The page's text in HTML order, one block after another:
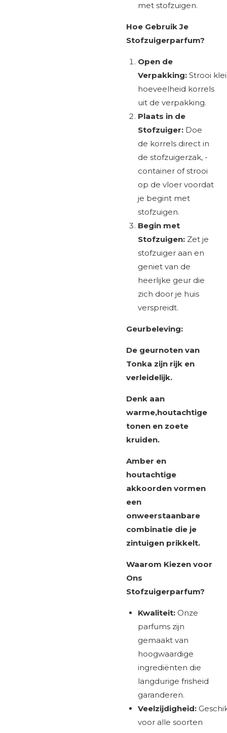
met stofzuigen.
Hoe Gebruik Je
Stofzuigerparfum?
Open de
Verpakking:Strooi
hoeveelheid korrels
uit de verpakking.
Plaats in de
Stofzuiger:Doe
de korrels direct in
de stofzuigerzak, -
container of strooi
op de vloer voordat
je begint met
stofzuigen.
Begin met
Stofzuigen: Zet je
stofzuiger aan en
geniet van de
heerlijke geur die
zich door je huis
verspreidt.
Geurbeleving:
De geurnoten van
Tonka zijn rijk en
verleidelijk.
Denk aan
warme,houtachtige
tonen en zoete
kruiden.
Amber en
houtachtige
akkoorden vormen
een
onweerstaanbare
combinatie die je
zintuigen prikkelt.
Waarom Kiezen voor
Ons
Stofzuigerparfum?
Kwaliteit: Onze
parfums zijn
gemaakt van
hoogwaardige
ingrediënten die
langdurige frisheid
garanderen.
Veelzijdigheid:
voor alle soorten